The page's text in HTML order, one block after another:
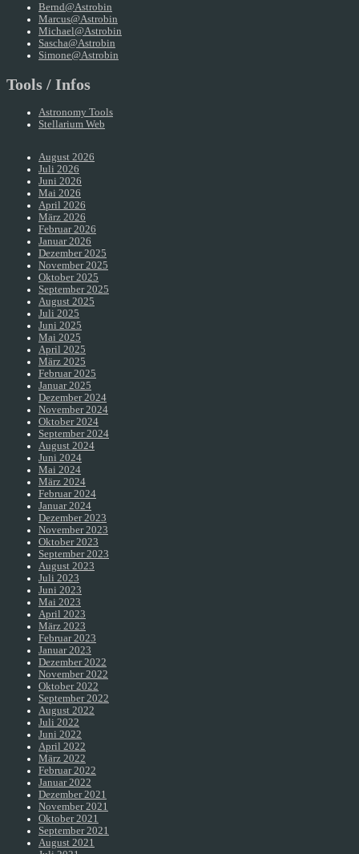
Bernd@Astrobin
Marcus@Astrobin
Michael@Astrobin
Sascha@Astrobin
Simone@Astrobin
Tools / Infos
Astronomy Tools
Stellarium Web
August 2026
Juli 2026
Juni 2026
Mai 2026
April 2026
März 2026
Februar 2026
Januar 2026
Dezember 2025
November 2025
Oktober 2025
September 2025
August 2025
Juli 2025
Juni 2025
Mai 2025
April 2025
März 2025
Februar 2025
Januar 2025
Dezember 2024
November 2024
Oktober 2024
September 2024
August 2024
Juni 2024
Mai 2024
März 2024
Februar 2024
Januar 2024
Dezember 2023
November 2023
Oktober 2023
September 2023
August 2023
Juli 2023
Juni 2023
Mai 2023
April 2023
März 2023
Februar 2023
Januar 2023
Dezember 2022
November 2022
Oktober 2022
September 2022
August 2022
Juli 2022
Juni 2022
April 2022
März 2022
Februar 2022
Januar 2022
Dezember 2021
November 2021
Oktober 2021
September 2021
August 2021